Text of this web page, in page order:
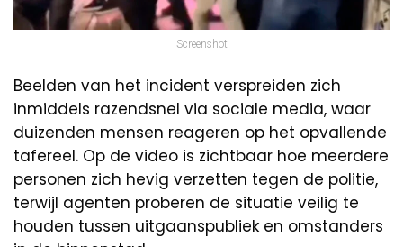
Screenshot
Beelden van het incident verspreiden zich
inmiddels razendsnel via sociale media, waar
duizenden mensen reageren op het opvallende
tafereel. Op de video is zichtbaar hoe meerdere
personen zich hevig verzetten tegen de politie,
terwijl agenten proberen de situatie veilig te
houden tussen uitgaanspubliek en omstanders